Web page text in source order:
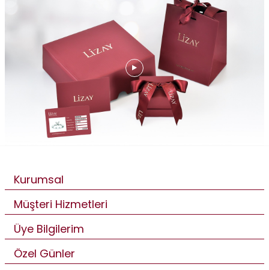
Kurumsal
Müşteri Hizmetleri
Üye Bilgilerim
Özel Günler